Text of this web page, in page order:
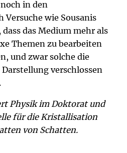
in den
Versuche wie Sousanis
das Medium mehr als
Themen zu bearbeiten
und zwar solche die
verschlossen
Physik im Doktorat und
für die Kristallisation
von Schatten.